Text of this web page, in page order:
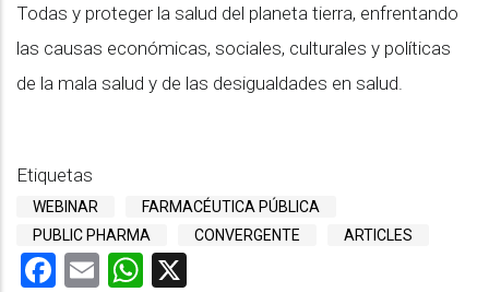
Todas y proteger la salud del planeta tierra, enfrentando
las causas económicas, sociales, culturales y políticas
de la mala salud y de las desigualdades en salud.
Etiquetas
WEBINAR
FARMACÉUTICA PÚBLICA
PUBLIC PHARMA
CONVERGENTE ARTICLES
Facebook
EmailWhatsApp